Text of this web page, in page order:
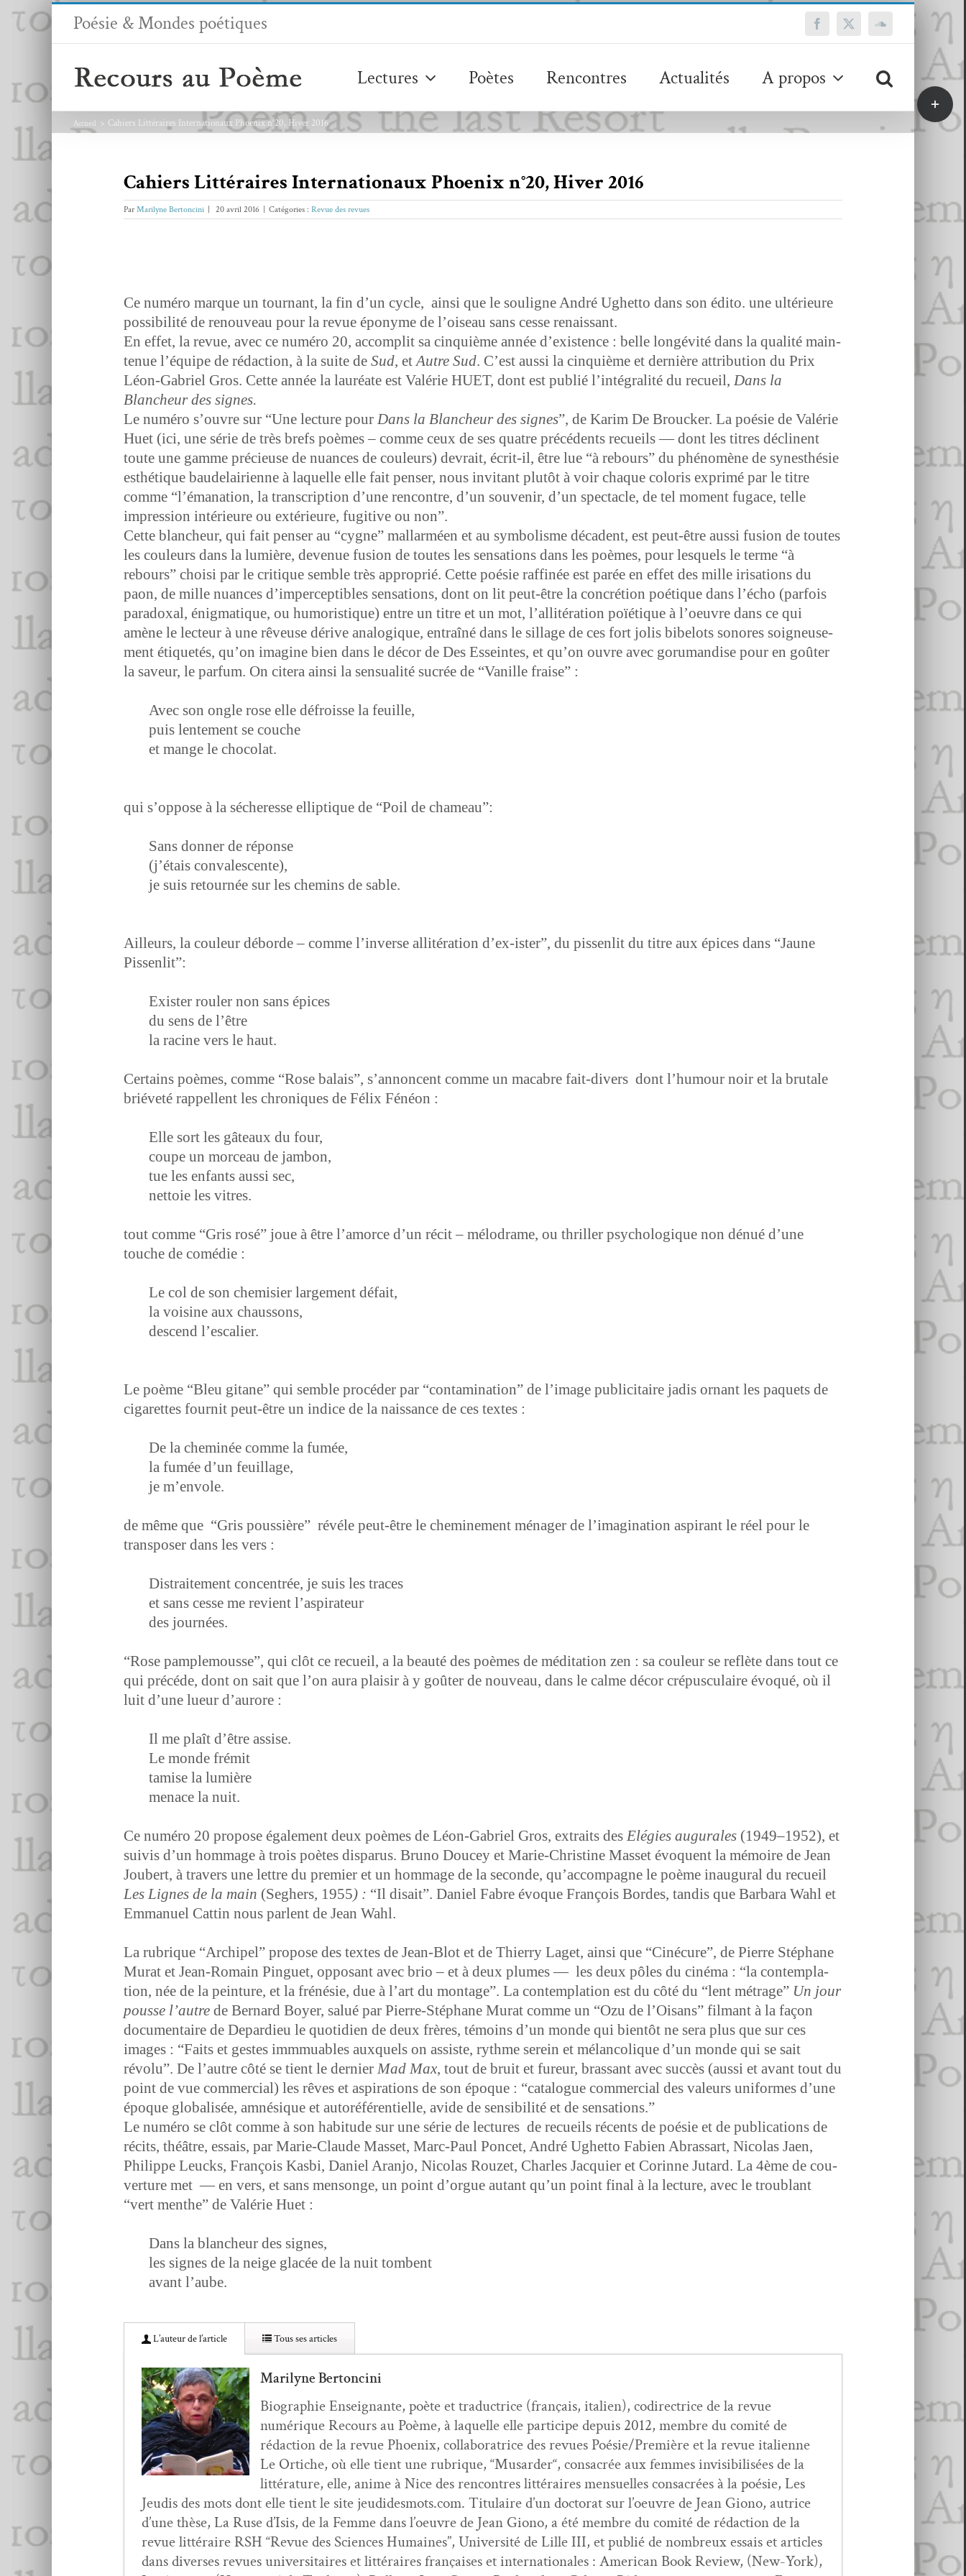
Passer
Poésie & Mondes poétiques Facebook
X SoundCloud
Lectures Poètes Rencontres Actualités A propos
Accueil Cahiers Littéraires Internationaux Phoenix n°20, Hiver 2016
Cahiers Littéraires Internationaux Phoenix n°20, Hiver 2016
ParMarilyne Bertoncini 20 avril 2016 Catégories : Revue des revues
Ce numéro mar­que un tour­nant, la fin d’un cycle, ain­si que le souligne André Ughet­to dans son édi­to. une ultérieure
pos­si­bil­ité de renou­veau pour la revue éponyme de l’oiseau sans cesse renaissant.
En effet, la revue, avec ce numéro 20, accom­plit sa cinquième année d’ex­is­tence : belle longévité dans la qual­ité main­
tenue l’équipe de rédac­tion, à la suite de Sud, et Autre Sud. C’est aus­si la cinquième et dernière attri­bu­tion du Prix
Léon-Gabriel Gros. Cette année la lau­réate est Valérie HUET, dont est pub­lié l’in­té­gral­ité du recueil, Dans la
Blancheur des signes.
Le numéro s’ou­vre sur “Une lec­ture pour Dans la Blancheur des signes”, de Karim De Brouck­er. La poésie de Valérie
Huet (ici, une série de très brefs poèmes – comme ceux de ses qua­tre précé­dents recueils — dont les titres décli­nent
toute une gamme pré­cieuse de nuances de couleurs) devrait, écrit-il, être lue “à rebours” du phénomène de synesthésie
esthé­tique baude­lairi­enne à laque­lle elle fait penser, nous invi­tant plutôt à voir chaque col­oris exprimé par le titre
comme “l’é­ma­na­tion, la tran­scrip­tion d’une ren­con­tre, d’un sou­venir, d’un spec­ta­cle, de tel moment fugace, telle
impres­sion intérieure ou extérieure, fugi­tive ou non”.
Cette blancheur, qui fait penser au “cygne” mal­lar­méen et au sym­bol­isme déca­dent, est peut-être aus­si fusion de toutes
les couleurs dans la lumière, dev­enue fusion de toutes les sen­sa­tions dans les poèmes, pour lesquels le terme “à
rebours” choisi par le cri­tique sem­ble très appro­prié. Cette poésie raf­finée est parée en effet des mille iri­sa­tions du
paon, de mille nuances d’im­per­cep­ti­bles sen­sa­tions, dont on lit peut-être la con­cré­tion poé­tique dans l’é­cho (par­fois
para­dox­al, énig­ma­tique, ou humoris­tique) entre un titre et un mot, l’al­litéra­tion poïé­tique à l’oeu­vre dans ce qui
amène le lecteur à une rêveuse dérive analogique, entraîné dans le sil­lage de ces fort jolis bibelots sonores soigneuse­
ment éti­quetés, qu’on imag­ine bien dans le décor de Des Esseintes, et qu’on ouvre avec goru­man­dise pour en goûter
la saveur, le par­fum. On cit­era ain­si la sen­su­al­ité sucrée de “Vanille fraise” :
Avec son ongle rose elle défroisse la feuille,
puis lente­ment se couche
et mange le chocolat.
qui s’op­pose à la sécher­esse ellip­tique de “Poil de chameau”:
Sans don­ner de réponse
(j’é­tais convalescente),
je suis retournée sur les chemins de sable.
Ailleurs, la couleur débor­de – comme l’in­verse allitéra­tion d’ex-ister”, du pis­senlit du titre aux épices dans “Jaune
Pissenlit”:
Exis­ter rouler non sans épices
du sens de l’être
la racine vers le haut.
Cer­tains poèmes, comme “Rose bal­ais”, s’an­non­cent comme un macabre fait-divers dont l’hu­mour noir et la bru­tale
briéveté rap­pel­lent les chroniques de Félix Fénéon :
Elle sort les gâteaux du four,
coupe un morceau de jambon,
tue les enfants aus­si sec,
net­toie les vitres.
tout comme “Gris rosé” joue à être l’amorce d’un réc­it – mélo­drame, ou thriller psy­chologique non dénué d’une
touche de comédie :
Le col de son chemisi­er large­ment défait,
la voi­sine aux chaussons,
descend l’escalier.
Le poème “Bleu gitane” qui sem­ble procéder par “con­t­a­m­i­na­tion” de l’im­age pub­lic­i­taire jadis ornant les paque­ts de
cig­a­rettes four­nit peut-être un indice de la nais­sance de ces textes :
De la chem­inée comme la fumée,
la fumée d’un feuillage,
je m’en­v­ole.
de même que “Gris pous­sière” révéle peut-être le chem­ine­ment ménag­er de l’imag­i­na­tion aspi­rant le réel pour le
trans­pos­er dans les vers :
Dis­traite­ment con­cen­trée, je suis les traces
et sans cesse me revient l’aspirateur
des journées.
“Rose pam­ple­mousse”, qui clôt ce recueil, a la beauté des poèmes de médi­ta­tion zen : sa couleur se reflète dans tout ce
qui précéde, dont on sait que l’on aura plaisir à y goûter de nou­veau, dans le calme décor cré­pus­cu­laire évo­qué, où il
luit d’une lueur d’aurore :
Il me plaît d’être assise.
Le monde frémit
tamise la lumière
men­ace la nuit.
Ce numéro 20 pro­pose égale­ment deux poèmes de Léon-Gabriel Gros, extraits des Elé­gies augu­rales (1949–1952), et
suiv­is d’un hom­mage à trois poètes dis­parus. Bruno Doucey et Marie-Chris­tine Mas­set évo­quent la mémoire de Jean
Jou­bert, à tra­vers une let­tre du pre­mier et un hom­mage de la sec­onde, qu’ac­com­pa­gne le poème inau­gur­al du recueil
Les Lignes de la main (Seghers, 1955) : “Il dis­ait”. Daniel Fab­re évoque François Bor­des, tan­dis que Bar­bara Wahl et
Emmanuel Cat­tin nous par­lent de Jean Wahl.
La rubrique “Archipel” pro­pose des textes de Jean-Blot et de Thier­ry Laget, ain­si que “Cinécure”, de Pierre Stéphane
Murat et Jean-Romain Pinguet, opposant avec brio – et à deux plumes — les deux pôles du ciné­ma : “la con­tem­pla­
tion, née de la pein­ture, et la frénésie, due à l’art du mon­tage”. La con­tem­pla­tion est du côté du “lent métrage” Un jour
pousse l’autre de Bernard Boy­er, salué par Pierre-Stéphane Murat comme un “Ozu de l’Oisans” fil­mant à la façon
doc­u­men­taire de Depar­dieu le quo­ti­di­en de deux frères, témoins d’un monde qui bien­tôt ne sera plus que sur ces
images : “Faits et gestes imm­muables aux­quels on assiste, rythme sere­in et mélan­col­ique d’un monde qui se sait
révolu”. De l’autre côté se tient le dernier Mad Max, tout de bruit et fureur, bras­sant avec suc­cès (aus­si et avant tout du
point de vue com­mer­cial) les rêves et aspi­ra­tions de son époque : “cat­a­logue com­mer­cial des valeurs uni­formes d’une
époque glob­al­isée, amnésique et autoréféren­tielle, avide de sen­si­bil­ité et de sensations.”
Le numéro se clôt comme à son habi­tude sur une série de lec­tures de recueils récents de poésie et de pub­li­ca­tions de
réc­its, théâtre, essais, par Marie-Claude Mas­set, Marc-Paul Pon­cet, André Ughet­to Fabi­en Abras­sart, Nico­las Jaen,
Philippe Leucks, François Kas­bi, Daniel Aran­jo, Nico­las Rouzet, Charles Jacquier et Corinne Jutard. La 4ème de cou­
ver­ture met — en vers, et sans men­songe, un point d’orgue autant qu’un point final à la lec­ture, avec le trou­blant
“vert men­the” de Valérie Huet :
Dans la blancheur des signes,
les signes de la neige glacée de la nuit tombent
avant l’aube.
L’au­teur de l’article Tous ses articles
Marilyne Bertoncini
Biogra­phie Enseignante, poète et tra­duc­trice (français, ital­ien), codi­rec­trice de la revue
numérique Recours au Poème, à laque­lle elle par­ticipe depuis 2012, mem­bre du comité de
rédac­tion de la revue Phoenix, col­lab­o­ra­trice des revues Poésie/Première et la revue ital­i­enne
Le Ortiche, où elle tient une rubrique, “Musarder“, con­sacrée aux femmes invis­i­bil­isées de la
lit­téra­ture, elle, ani­me à Nice des ren­con­tres lit­téraires men­su­elles con­sacrées à la poésie, Les
Jeud­is des mots dont elle tient le site jeudidesmots.com. Tit­u­laire d’un doc­tor­at sur l’oeu­vre de Jean Giono, autrice
d’une thèse, La Ruse d’I­sis, de la Femme dans l’oeu­vre de Jean Giono, a été mem­bre du comité de rédac­tion de la
revue lit­téraire RSH “Revue des Sci­ences Humaines”, Uni­ver­sité de Lille III, et pub­lié de nom­breux essais et arti­cles
dans divers­es revues uni­ver­si­taires et lit­téraires français­es et inter­na­tionales : Amer­i­can Book Review, (New-York),
Bascule
de
la
barre